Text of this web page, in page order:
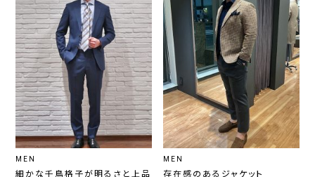
MEN
細かな千鳥格子が明るさと上品
MEN
存在感のあるジャケット